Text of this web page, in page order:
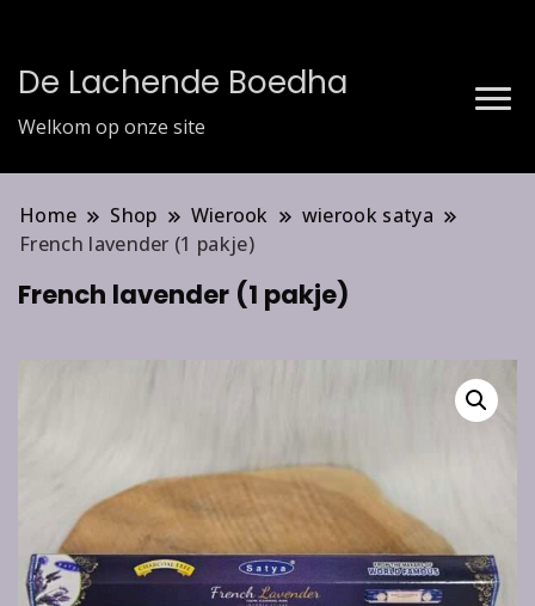
De Lachende Boedha
Welkom op onze site
Home Shop Wierook
wierook satya
French lavender (1 pakje)
French lavender (1 pakje)